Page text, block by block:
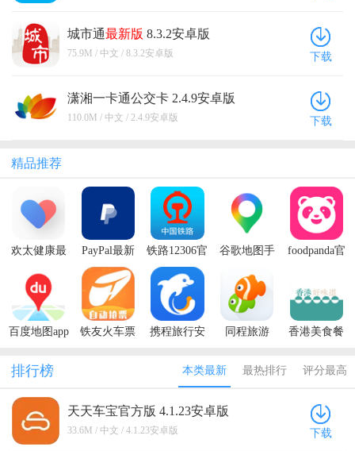
城市通最新版 8.3.2安卓版
75.9M / 中文 / 8.3.2安卓版 下载
潇湘一卡通公交卡 2.4.9安卓版
110.0M / 中文 / 2.4.9安卓版 下载
精品推荐
欢太健康最
PayPal最新
版本
铁路12306官
方版app
谷歌地图手
2026
foodpanda官
百度地图app
铁友火车票
携程旅行安
版本
同程旅游
香港美食餐
排行榜 本类最新 最热排行 评分最高
天天车宝官方版 4.1.23安卓版
33.6M / 中文 / 4.1.23安卓版 下载